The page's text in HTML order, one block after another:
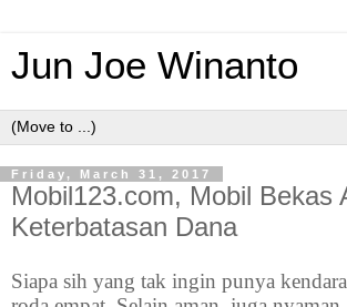
Jun Joe Winanto
Friday, March 31, 2017
Mobil123.com, Mobil Bekas
Keterbatasan Dana
Siapa sih yang tak ingin punya